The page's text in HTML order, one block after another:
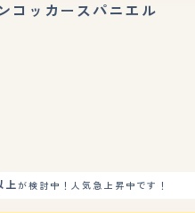
コッカースパニエル
上が検討中！人気急上昇中です！